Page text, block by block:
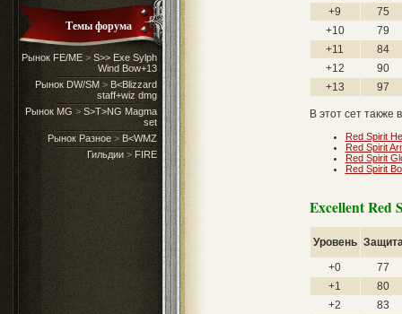
Темы форума
Рынок FE/ME > S>> Exe Sylph
Wind Bow+13
Рынок DW/SM > B<Blizzard
staff+wiz dmg
Рынок MG > S>T>NG Magma
set
Рынок Разное > B<WMZ
Гильдии > FIRE
+9
75
+10
79
+11
84
+12
90
+13
97
В этот сет также
Red Spirit
Red Spirit
Red Spirit
Red Spirit
Excellent Red
Уровень
+0
77
+1
80
+2
83